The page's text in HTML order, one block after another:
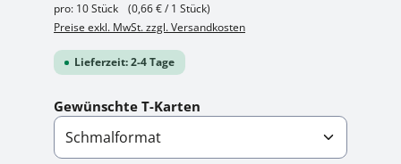
pro: 10 Stück
(0,66 € / 1 Stück)
Preise exkl. MwSt. zzgl. Versandkosten
Lieferzeit: 2-4 Tage
Gewünschte T-Karten